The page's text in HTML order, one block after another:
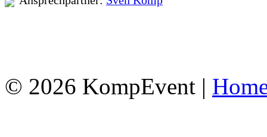
© 2026 KompEvent |